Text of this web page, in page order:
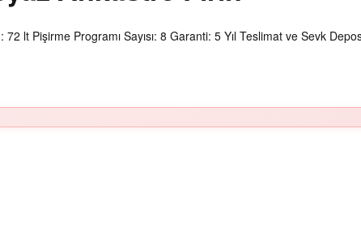
lt Pişirme Programı Sayısı: 8 Garanti: 5 Yıl Teslimat ve Sevk